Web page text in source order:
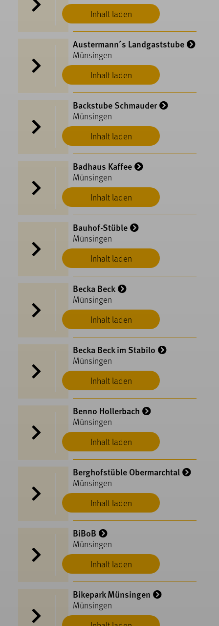
Inhalt laden
Inhalt laden
Austermann´s Landgaststube
Münsingen
Inhalt laden
Backstube Schmauder
Münsingen
Inhalt laden
Badhaus Kaffee
Münsingen
Inhalt laden
Bauhof-Stüble
Münsingen
Inhalt laden
Becka Beck
Münsingen
Inhalt laden
Becka Beck im Stabilo
Münsingen
Inhalt laden
Benno Hollerbach
Münsingen
Inhalt laden
Berghofstüble Obermarchtal
Münsingen
Inhalt laden
BiBoB
Münsingen
Bikepark Münsingen
Münsingen